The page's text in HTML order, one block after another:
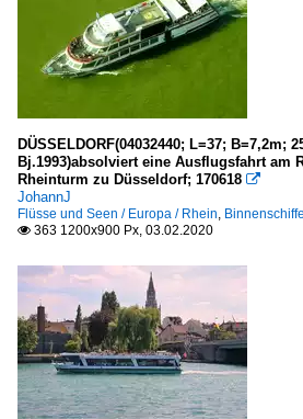
DÜSSELDORF(04032440; L=37; B=7,2m;
Bj.1993)absolviert eine Ausflugsfahrt am
Rheinturm zu Düsseldorf; 170618 
JohannJ
Flüsse und Seen / Europa / Rhein,
 363 1200x900 Px, 03.02.2020